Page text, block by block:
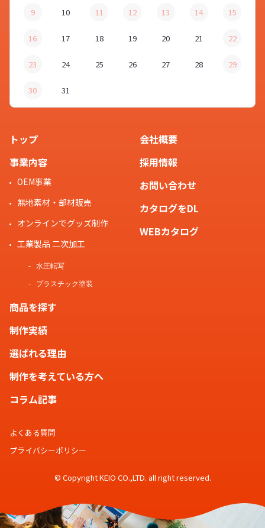
9 10 11 12 13 14 15
16 17 18 19 20 21 22
23 24 25 26 27 28 29
30 31
トップ
事業内容
OEM事業
無地素材・部材販売
オンラインでグッズ制作
工業製品 二次加工
水圧転写
プラスチック塗装
商品を探す
制作実績
選ばれる理由
制作を考えている方へ
コラム記事
会社概要
採用情報
お問い合わせ
カタログをDL
WEBカタログ
よくある質問
プライバシーポリシー
© Copyright KEIO CO.,LTD. all right reserved.